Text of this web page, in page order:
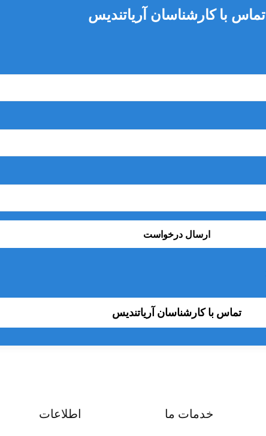
تماس با کارشناسان آریاتندیس
ارسال درخواست
تماس با کارشناسان آریاتندیس
خدمات ما اطلاعات